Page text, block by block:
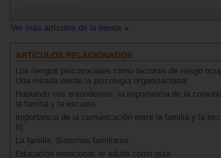
Ver más artículos de la tienda
ARTÍCULOS RELACIONADOS
Los riesgos psicosociales como factores de riesgo
Una mirada desde la psicología organizacional
Hablando nos entendemos: la importancia de la
la familia y la escuela
Importancia de la comunicación entre la familia y la
II)
La familia. Sistemas familiares
Educación emocional: el adulto como guía